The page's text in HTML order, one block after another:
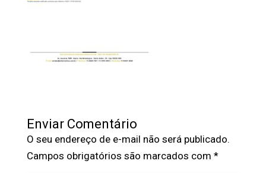
Enviar Comentário
O seu endereço de e-mail não será publicado.
Campos obrigatórios são marcados com *